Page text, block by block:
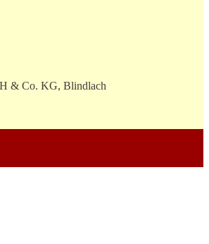
& Co. KG, Blindlach